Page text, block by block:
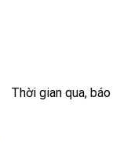
Thời gian qua, báo